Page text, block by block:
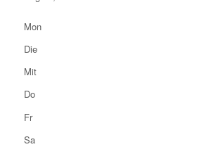
Mon
Die
Mit
Do
Fr
Sa